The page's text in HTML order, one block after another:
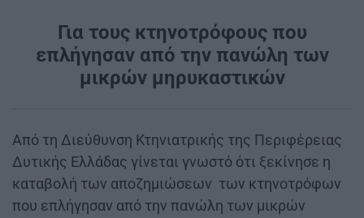
Για τους κτηνοτρόφους που
επλήγησαν από την πανώλη των
μικρών μηρυκαστικών
Από τη Διεύθυνση Κτηνιατρικής της Περιφέρειας
Δυτικής Ελλάδας γίνεται γνωστό ότι ξεκίνησε η
καταβολή των αποζημιώσεων των κτηνοτρόφων
που επλήγησαν από την πανώλη των μικρών